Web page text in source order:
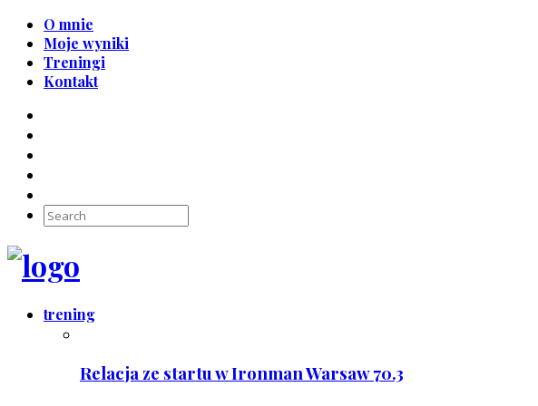
O mnie
Moje wyniki
Treningi
Kontakt
trening
Relacja ze startu w Ironman Warsaw 70.3